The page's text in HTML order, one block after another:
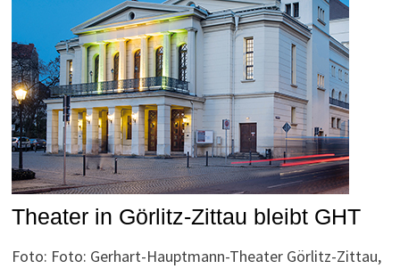
Theater in Görlitz-Zittau bleibt GHT
Foto: Foto: Gerhart-Hauptmann-Theater Görlitz-Zittau,